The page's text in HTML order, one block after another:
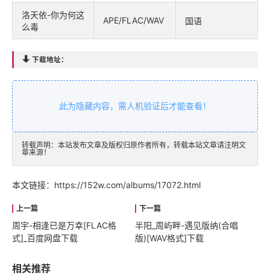
洛天依-你为何这
么毒
APE/FLAC/WAV 国语
 下载地址：
此为隐藏内容，需人机验证后才能查看！
转载声明：本站发布文章及版权归原作者所有，转载本站文章请注明文
章来源！
本文链接： https://152w.com/albums/17072.html
周宇-相逢已是万幸[FLAC格
式]_百度网盘下载
半阳_周屿畔-遇见版纳(合唱
版)[WAV格式]下载
相关推荐